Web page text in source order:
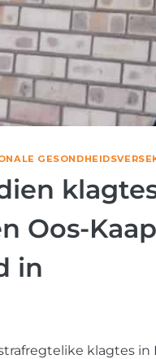
Oos-
in
klagtes in